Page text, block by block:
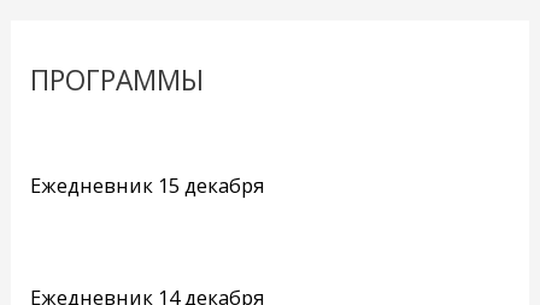
ПРОГРАММЫ
Ежедневник 15 декабря
Ежедневник 14 декабря